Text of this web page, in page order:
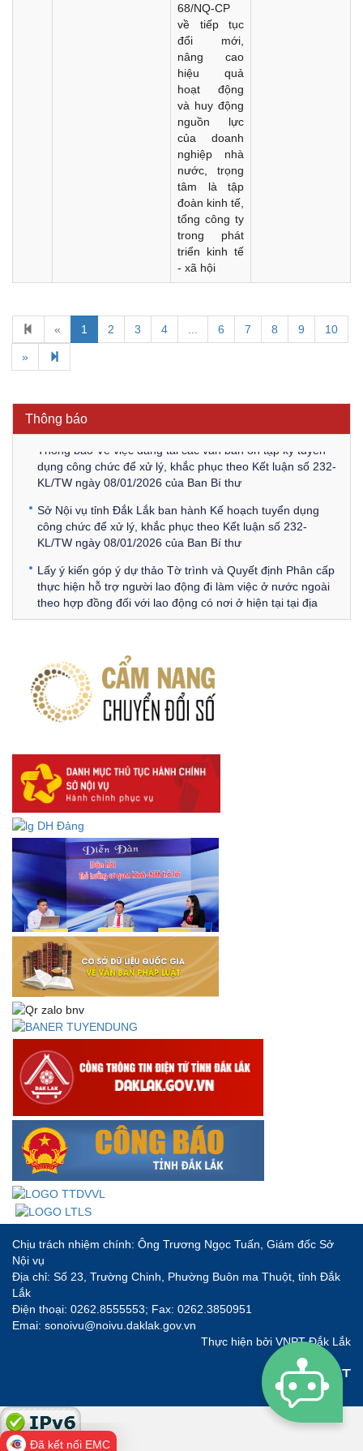
68/NQ-CP
về tiếp tục
đổi mới,
nâng cao
hiệu quả
hoạt động
và huy động
nguồn lực
của doanh
nghiệp nhà
nước, trọng
tâm là tập
đoàn kinh tế,
tổng công ty
trong phát
triển kinh tế
- xã hội
« 1 2 3 4 6 7 8 9 10
»
Thông báo
Kế hoạch Kiểm tra, sát hạch để tiếp nhận vào làm công
chức tỉnh Đắk Lắk năm 2026
công chức để xử lý, khắc phục theo Kết luận số 232-
KL/TW ngày 08/01/2026 của Ban Bí thư
dụng công chức để xử lý, khắc phục theo Kết luận số 232-
KL/TW ngày 08/01/2026 của Ban Bí thư
Sở Nội vụ tỉnh Đắk Lắk ban hành Kế hoạch tuyển dụng
công chức để xử lý, khắc phục theo Kết luận số 232-
KL/TW ngày 08/01/2026 của Ban Bí thư
Lấy ý kiến góp ý dự thảo Tờ trình và Quyết định Phân cấp
thực hiện hỗ trợ người lao động đi làm việc ở nước ngoài
theo hợp đồng đối với lao động có nơi ở hiện tại tại địa
phương
hiện quy định về người lao động nước ngoài làm việc trên
địa bàn tỉnh Đắk Lắk theo trình tự, thủ tục rút gọn trong
xây dựng, ban hành văn bản quy phạm pháp luật
Góp ý dự thảo Thông tư quy định nghiệp vụ lưu trữ tài liệu
DANH SÁCH HỒ SƠ CÁN BỘ ĐI B TỈNH ĐĂK LẮK -
Lấy ý kiến dự thảo Quyết định quy phạm pháp luật quy
định về thành lập, tổ chức và hoạt động của tổ chức phối
hợp liên ngành
Thông báo về việc tải biểu mẫu báo cáo kết quả 06 năm
thực hiện Nghị quyết số 18-NQ/TW và Nghị quyết số 19-
NQ/TW
Thư chúc mừng của Bộ trưởng Bộ Nội vụ nhân dịp kỷ
niệm 78 năm Ngày thành lập Bộ Nội vụ, Ngày truyền
thống ngành Tổ chức nhà nước (28/8/1945-28/8/2023)
Thông báo về việc đăng tải Bộ câu hỏi và gợi ý trả lời Hội
thi dân vận khéo năm 2023
Chịu trách nhiệm chính: Ông Trương Ngọc Tuấn, Giám đốc Sở
Nội vụ
Địa chỉ: Số 23, Trường Chinh, Phường Buôn ma Thuột, tỉnh Đắk
Lắk
Điện thoại: 0262.8555553; Fax: 0262.3850951
Emai: sonoivu@noivu.daklak.gov.vn
Thực hiện bởi VNPT Đắk Lắk
Đã kết nối EMC